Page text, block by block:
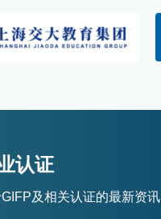
认证
及相关认证的最新资讯